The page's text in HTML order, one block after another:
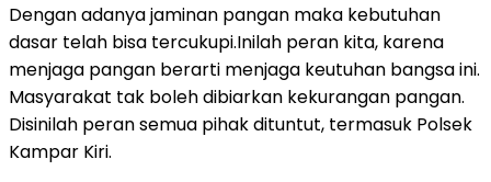
Dengan adanya jaminan pangan maka kebutuhan
dasar telah bisa tercukupi.Inilah peran kita, karena
menjaga pangan berarti menjaga keutuhan bangsa ini.
Masyarakat tak boleh dibiarkan kekurangan pangan.
Disinilah peran semua pihak dituntut, termasuk Polsek
Kampar Kiri.